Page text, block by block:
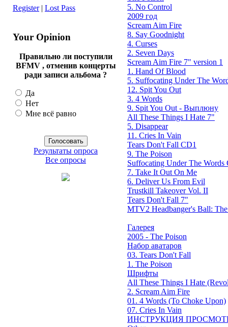
Register| Lost Pass
Your Opinion
Правильно ли поступили
BFMV , отменив концерты
ради записи альбома ?
Да
Нет
Мне всё равно
Результаты опроса
Все опросы
5. No Control
2009 год
Scream Aim Fire
8. Say Goodnight
4. Curses
2. Seven Days
Scream Aim Fire 7" version 1
1. Hand Of Blood
5. Suffocating Under The
12. Spit You Out
3. 4 Words
9. Spit You Out - Выплюну
All These Things I Hate 7"
5. Disappear
11. Cries In Vain
Tears Don't Fall CD1
9. The Poison
Suffocating Under The Words
7. Take It Out On Me
6. Deliver Us From Evil
Trustkill Takeover Vol. II
Tears Don't Fall 7"
MTV2 Headbanger's Ball:
Галерея
2005 - The Poison
Набор аватаров
03. Tears Don't Fall
1. The Poison
Шрифты
All These Things I Hate
2. Scream Aim Fire
01. 4 Words (To Choke Upon)
07. Cries In Vain
ИНСТРУКЦИЯ